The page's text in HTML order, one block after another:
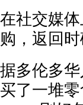
在社交媒
购，返回
据多伦多
买了一堆